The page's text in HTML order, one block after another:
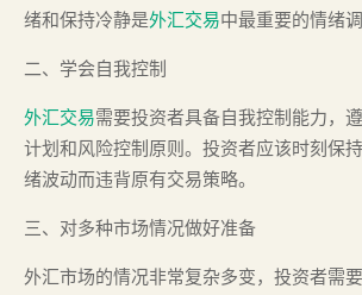
绪和保持冷静是外汇交易中最重要的情绪
二、学会自我控制
外汇交易需要投资者具备自我控制能力，
计划和风险控制原则。投资者应该时刻保
绪波动而违背原有交易策略。
三、对多种市场情况做好准备
外汇市场的情况非常复杂多变，投资者需